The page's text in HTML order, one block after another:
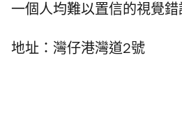
一個人均難以置信的視覺錯
地址：灣仔港灣道2號